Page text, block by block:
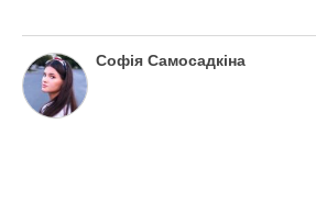
Софія Самосадкіна